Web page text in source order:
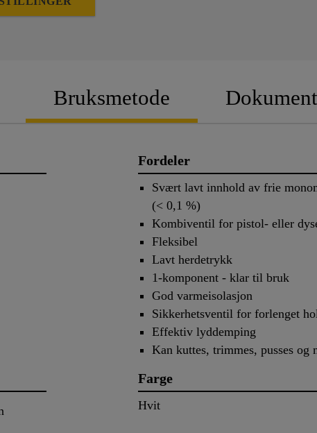
Bruksmetode
Fordeler
Svært lavt innhold av frie
(< 0,1 %)
Kombiventil for pistol- eller
Fleksibel
Lavt herdetrykk
1-komponent - klar til bruk
God varmeisolasjon
Sikkerhetsventil for forlenget
Effektiv lyddemping
Kan kuttes, trimmes, pusses og
Farge
Hvit